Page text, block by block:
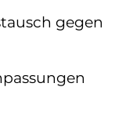
gegen